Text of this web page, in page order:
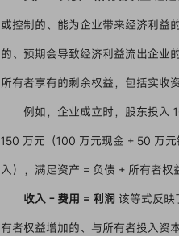
或控制的、能为企业带来经济利益
的、预期会导致经济利益流出企业
所有者享有的剩余权益，包括实收
例如，企业成立时，股东投入
150 万元（100 万元现金 + 50 万
入），满足资产 = 负债 + 所有者权
收入 - 费用 = 利润 该等式反
有者权益增加的、与所有者投入资